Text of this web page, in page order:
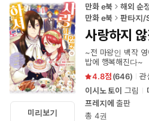
로
이
동
미리보기
만화 e북
해외 순
만화 e북
판타지/
사랑하지
~전 마왕인 백작
밥에 행복해진다~
4.8
(646) 관
이시노 토이 그림
프레지에 출판
총 4권